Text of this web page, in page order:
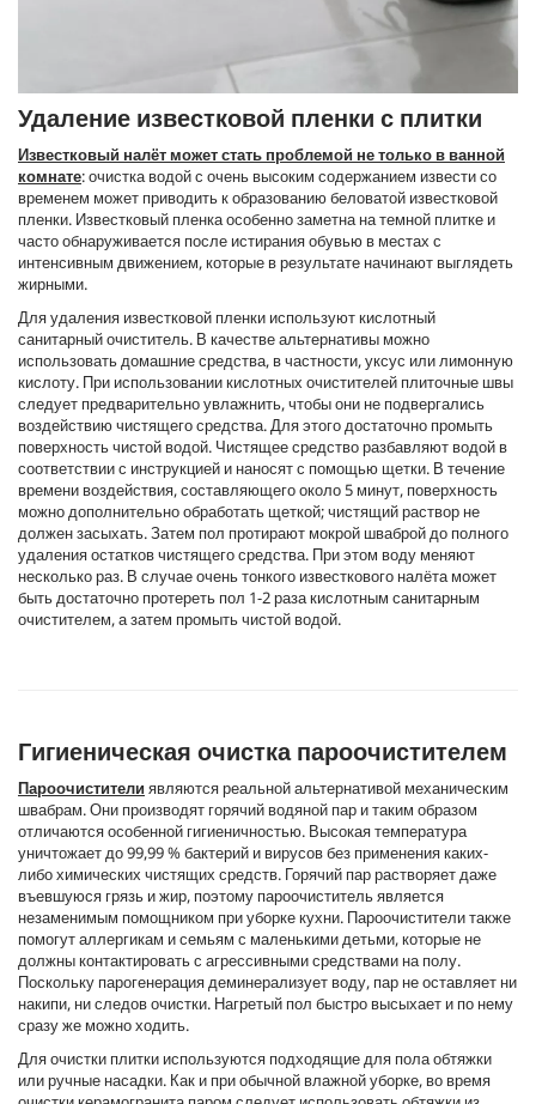
Удаление известковой пленки с плитки
Известковый налёт может стать проблемой не только в ванной
комнате: очистка водой с очень высоким содержанием извести со
временем может приводить к образованию беловатой известковой
пленки. Известковый пленка особенно заметна на темной плитке и
часто обнаруживается после истирания обувью в местах с
интенсивным движением, которые в результате начинают выглядеть
жирными.
Для удаления известковой пленки используют кислотный
санитарный очиститель. В качестве альтернативы можно
использовать домашние средства, в частности, уксус или лимонную
кислоту. При использовании кислотных очистителей плиточные швы
следует предварительно увлажнить, чтобы они не подвергались
воздействию чистящего средства. Для этого достаточно промыть
поверхность чистой водой. Чистящее средство разбавляют водой в
соответствии с инструкцией и наносят с помощью щетки. В течение
времени воздействия, составляющего около 5 минут, поверхность
можно дополнительно обработать щеткой; чистящий раствор не
должен засыхать. Затем пол протирают мокрой шваброй до полного
удаления остатков чистящего средства. При этом воду меняют
несколько раз. В случае очень тонкого известкового налёта может
быть достаточно протереть пол 1-2 раза кислотным санитарным
очистителем, а затем промыть чистой водой.
Гигиеническая очистка пароочистителем
Пароочистители являются реальной альтернативой механическим
швабрам. Они производят горячий водяной пар и таким образом
отличаются особенной гигиеничностью. Высокая температура
уничтожает до 99,99 % бактерий и вирусов без применения каких-
либо химических чистящих средств. Горячий пар растворяет даже
въевшуюся грязь и жир, поэтому пароочиститель является
незаменимым помощником при уборке кухни. Пароочистители также
помогут аллергикам и семьям с маленькими детьми, которые не
должны контактировать с агрессивными средствами на полу.
Поскольку парогенерация деминерализует воду, пар не оставляет ни
накипи, ни следов очистки. Нагретый пол быстро высыхает и по нему
сразу же можно ходить.
Для очистки плитки используются подходящие для пола обтяжки
или ручные насадки. Как и при обычной влажной уборке, во время